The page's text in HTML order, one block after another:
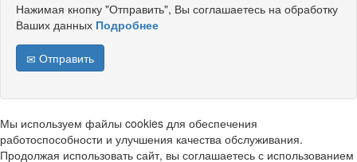
Нажимая кнопку "Отправить", Вы соглашаетесь на обработку
Ваших данных Подробнее
Отправить
Мы используем файлы cookies для обеспечения
работоспособности и улучшения качества обслуживания.
Продолжая использовать сайт, вы соглашаетесь с использованием